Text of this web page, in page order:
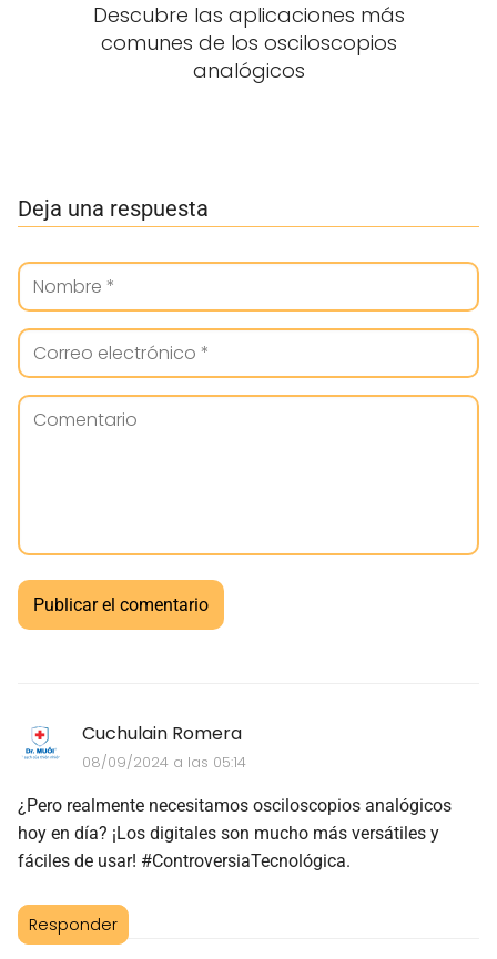
Descubre las aplicaciones más
comunes de los osciloscopios
analógicos
Cuchulain Romera
08/09/2024 a las 05:14
¿Pero realmente necesitamos osciloscopios analógicos
hoy en día? ¡Los digitales son mucho más versátiles y
fáciles de usar! #ControversiaTecnológica.
Responder
Deja una respuesta